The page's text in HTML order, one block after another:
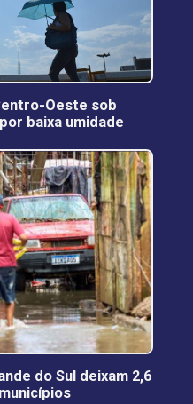
Oeste sob
baixa umidade
do Sul deixam 2,6